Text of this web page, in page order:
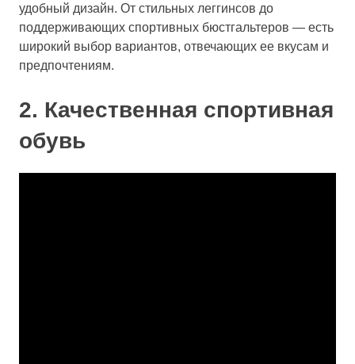
удобный дизайн. От стильных леггинсов до
поддерживающих спортивных бюстгальтеров — есть
широкий выбор вариантов, отвечающих ее вкусам и
предпочтениям.
2. Качественная спортивная
обувь